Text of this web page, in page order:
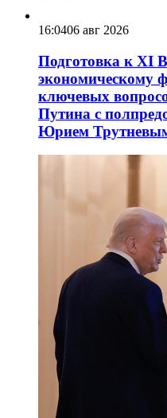
16:0406 авг 2026
Подготовка к XI
экономическому
ключевых
Путина с
Юрием